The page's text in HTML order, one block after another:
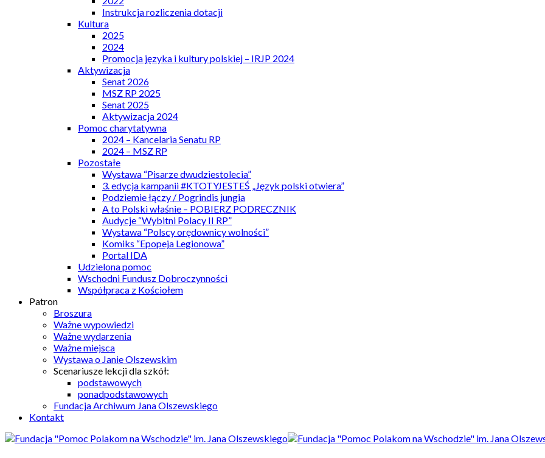
Instrukcja rozliczenia dotacji
Kultura
2025
2024
Promocja języka i kultury polskiej – IRJP 2024
Aktywizacja
Senat 2026
MSZ RP 2025
Senat 2025
Aktywizacja 2024
Pomoc charytatywna
2024 – Kancelaria Senatu RP
2024 – MSZ RP
Pozostałe
Wystawa “Pisarze dwudziestolecia”
3. edycja kampanii #KTOTYJESTEŚ „Język polski otwiera”
Podziemie łączy / Pogrindis jungia
A to Polski właśnie – POBIERZ PODRECZNIK
Audycje “Wybitni Polacy II RP”
Wystawa “Polscy orędownicy wolności”
Komiks “Epopeja Legionowa”
Portal IDA
Udzielona pomoc
Wschodni Fundusz Dobroczynności
Współpraca z Kościołem
Patron
Broszura
Ważne wypowiedzi
Ważne wydarzenia
Ważne miejsca
Wystawa o Janie Olszewskim
Scenariusze lekcji dla szkół:
podstawowych
ponadpodstawowych
Fundacja Archiwum Jana Olszewskiego
Kontakt